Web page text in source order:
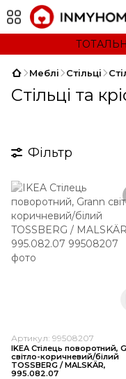
Меблі Стільці
Стільці та
Фільтр
Артикул: 99508207
IKEA Стілець поворотний,
світло-коричневий/білий
TOSSBERG / MALSKÄR,
995.082.07